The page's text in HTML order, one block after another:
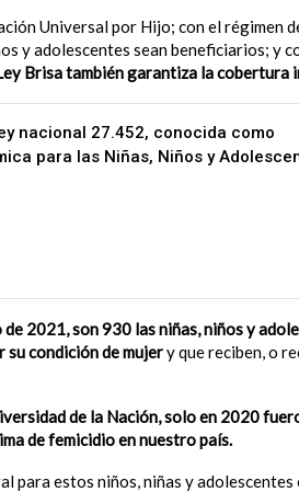
Universal por Hijo; con el régimen
y adolescentes sean beneficiarios; y
Brisa también garantiza la cobertura
nacional 27.452, conocida como
para las Niñas, Niños y
2021, son 930 las niñas, niños y
su condición de mujery que reciben, o
de la Nación, solo en 2020
de femicidio en nuestro país.
para estos niños, niñas y adolescentes